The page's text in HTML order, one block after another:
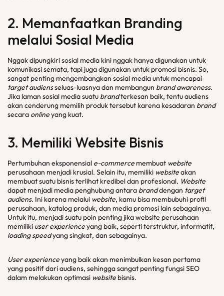
2. Memanfaatkan Branding
melalui Sosial Media
Nggak dipungkiri sosial media kini nggak hanya digunakan untuk
komunikasi semata, tapi juga digunakan untuk promosi bisnis. So,
sangat penting mengembangkan sosial media untuk mencapai
target audiensseluas-luasnya dan membangun brand awareness.
Jika laman sosial media suatu brandterkesan baik, tentu audiens
akan cenderung memilih produk tersebut karena kesadaran brand
secara onlineyang kuat.
3. Memiliki Website Bisnis
Pertumbuhan eksponensial e-commerce membuat website
perusahaan menjadi krusial. Selain itu, memiliki websiteakan
membuat suatu bisnis terlihat kredibel dan profesional. Website
dapat menjadi media penghubung antara branddengan target
audiens. Ini karena melalui website, kamu bisa membubuhi profil
perusahaan, katalog produk, dan media promosi lain sebagainya.
Untuk itu, menjadi suatu poin penting jika website perusahaan
memiliki user experienceyang baik, seperti terstruktur, informatif,
loading speedyang singkat, dan sebagainya.
User experienceyang baik akan menimbulkan kesan pertama
yang positif dari audiens, sehingga sangat penting fungsi SEO
dalam melakukan optimasi website bisnis.